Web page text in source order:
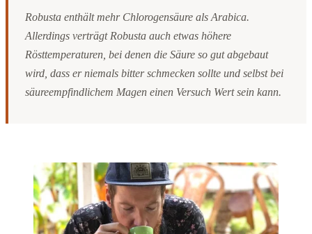
Robusta enthält mehr Chlorogensäure als Arabica.
Allerdings verträgt Robusta auch etwas höhere
Rösttemperaturen, bei denen die Säure so gut abgebaut
wird, dass er niemals bitter schmecken sollte und selbst bei
säureempfindlichem Magen einen Versuch Wert sein kann.